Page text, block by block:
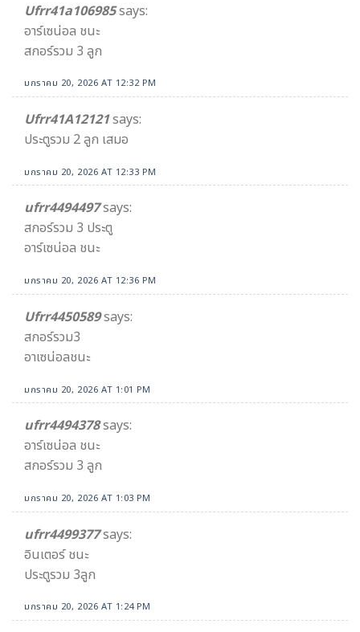
Ufrr41a106985says:
อาร์เซน่อล ชนะ
สกอร์รวม 3 ลูก
มกราคม 20, 2026 AT 12:32 PM
Ufrr41A12121says:
ประตูรวม 2 ลูก เสมอ
มกราคม 20, 2026 AT 12:33 PM
ufrr4494497says:
สกอร์รวม 3 ประตู
อาร์เซน่อล ชนะ
มกราคม 20, 2026 AT 12:36 PM
Ufrr4450589says:
สกอร์รวม3
อาเซน่อลชนะ
มกราคม 20, 2026 AT 1:01 PM
ufrr4494378says:
อาร์เซน่อล ชนะ
สกอร์รวม 3 ลูก
มกราคม 20, 2026 AT 1:03 PM
ufrr4499377says:
อินเตอร์ ชนะ
ประตูรวม 3ลูก
มกราคม 20, 2026 AT 1:24 PM